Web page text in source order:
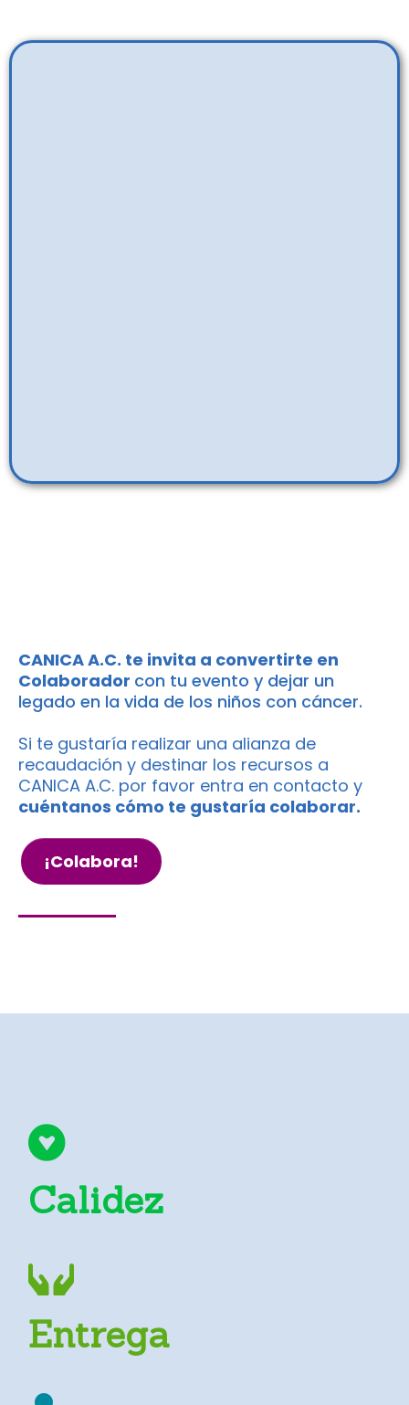
CANICA A.C. te invita a convertirte en
Colaborador con tu evento y dejar un
legado en la vida de los niños con cáncer.
Si te gustaría realizar una alianza de
recaudación y destinar los recursos a
CANICA A.C. por favor entra en contacto y
cuéntanos cómo te gustaría colaborar.
¡Colabora!
Calidez
Entrega